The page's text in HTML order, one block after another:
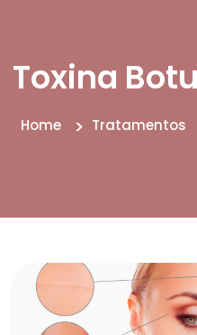
Toxina
Home Tratamentos